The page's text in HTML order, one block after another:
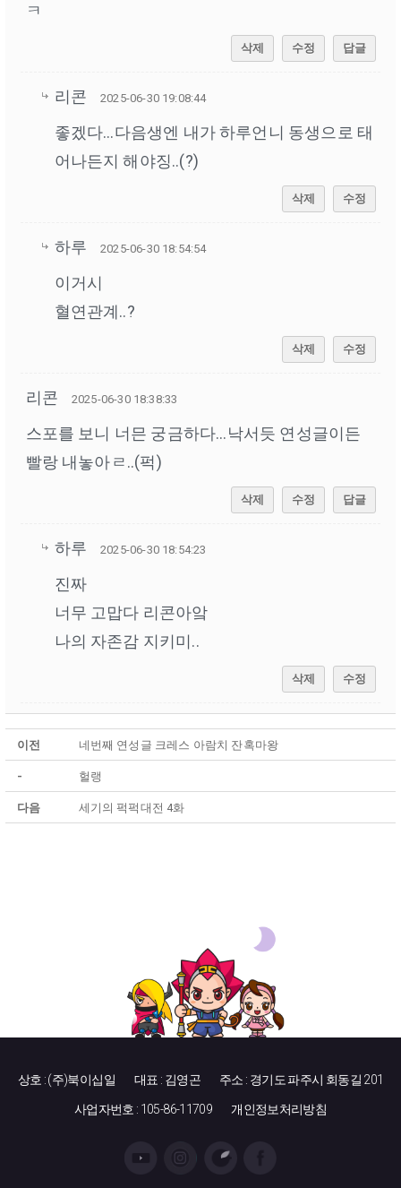
ㅋ
삭제 수정 답글
리콘 2025-06-30 19:08:44
좋겠다...다음생엔 내가 하루언니 동생으로 태
어나든지 해야징..(?)
삭제 수정
하루 2025-06-30 18:54:54
이거시
혈연관계..?
삭제 수정
리콘 2025-06-30 18:38:33
스포를 보니 너믄 궁금하다...낙서듯 연성글이든
빨랑 내놓아ㄹ..(퍽)
삭제 수정 답글
하루 2025-06-30 18:54:23
진짜
너무 고맙다 리콘아앜
나의 자존감 지키미..
삭제 수정
이전 네번째 연성글 크레스 아람치 잔혹마왕
- 헐랭
다음 세기의 퍽퍽대전 4화
상호 : (주)북이십일 대표 : 김영곤 주소 : 경기도 파주시 회동길 201
사업자번호 : 105-86-11709 개인정보처리방침